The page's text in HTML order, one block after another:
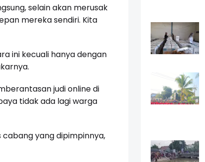
selain akan merusak
mereka sendiri. Kita
ini kecuali hanya dengan
judi online di
tidak ada lagi warga
yang dipimpinnya,